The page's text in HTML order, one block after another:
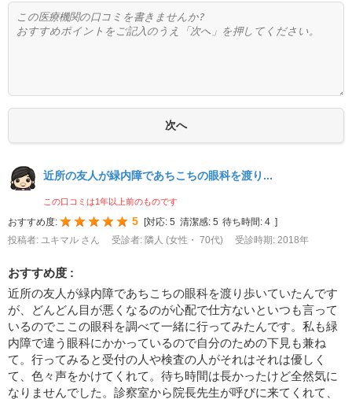
近所の友人が緑内障であちこちの眼科を渡り...
この口コミは1年以上前のものです
おすすめ度: 5 [対応: 5 清潔感: 5 待ち時間: 4 ]
投稿者: ユキマル さん
受診者: 隣人 (女性・ 70代) 受診時期: 2018年
おすすめ度 :
近所の友人が緑内障であちこちの眼科を渡り歩いていたんです
が、どんどん目が悪くなるのが心配で仕方ないといつも言って
いるのでここの眼科を調べて一緒に行ってみたんです。私も緑
内障で違う眼科にかかっているので自分のための下見も兼ね
て。行ってみると受付の人や検査の人がそれはそれは優しく
て、色々声をかけてくれて。待ち時間は長かったけど全然気に
なりませんでした。診察室から院長先生が呼びに来てくれて、